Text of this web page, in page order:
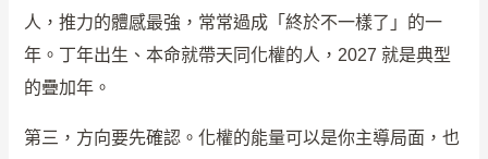
人，推力的體感最強，常常過成「終於不一樣了」的一
年。丁年出生、本命就帶天同化權的人，2027 就是典型
的疊加年。
第三，方向要先確認。化權的能量可以是你主導局面，也